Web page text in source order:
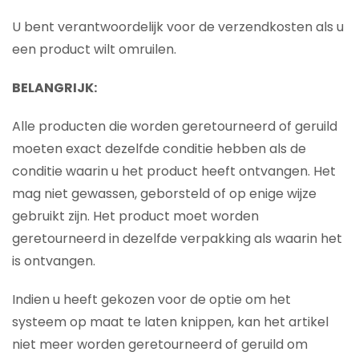
U bent verantwoordelijk voor de verzendkosten als u
een product wilt omruilen.
BELANGRIJK:
Alle producten die worden geretourneerd of geruild
moeten exact dezelfde conditie hebben als de
conditie waarin u het product heeft ontvangen. Het
mag niet gewassen, geborsteld of op enige wijze
gebruikt zijn. Het product moet worden
geretourneerd in dezelfde verpakking als waarin het
is ontvangen.
Indien u heeft gekozen voor de optie om het
systeem op maat te laten knippen, kan het artikel
niet meer worden geretourneerd of geruild om